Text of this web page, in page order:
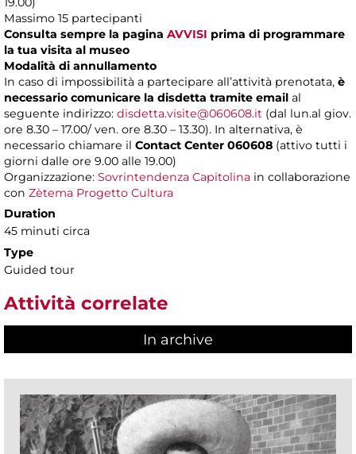
Massimo 15 partecipanti
Consulta sempre la pagina AVVISI prima di programmare
la tua visita al museo
Modalità di annullamento
In caso di impossibilità a partecipare all’attività prenotata, è
necessario comunicare la disdetta tramite email al
seguente indirizzo: disdetta.visite@060608.it (dal lun.al giov.
ore 8.30 – 17.00/ ven. ore 8.30 – 13.30). In alternativa, è
necessario chiamare il Contact Center 060608 (attivo tutti i
giorni dalle ore 9.00 alle 19.00)
Organizzazione: Sovrintendenza Capitolina in collaborazione
con Zètema Progetto Cultura
Duration
45 minuti circa
Type
Guided tour
Attività correlate
In archive